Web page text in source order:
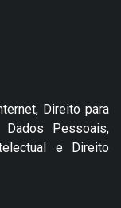
Direito para
Pessoais,
e Direito